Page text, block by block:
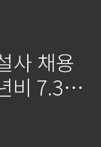
사 채용
비 7.3%